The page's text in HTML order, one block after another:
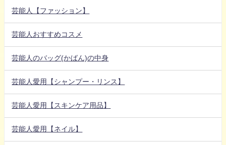
芸能人【ファッション】
芸能人おすすめコスメ
芸能人のバッグ(かばん)の中身
芸能人愛用【シャンプー・リンス】
芸能人愛用【スキンケア用品】
芸能人愛用【ネイル】